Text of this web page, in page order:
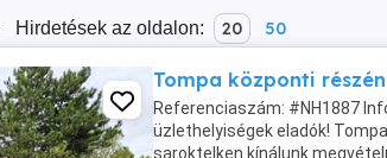
Hirdetések az oldalon: 20 50
Tompa központi
Referenciaszám: #NH1887
üzlethelyiségek eladók!
saroktelken kínálunk